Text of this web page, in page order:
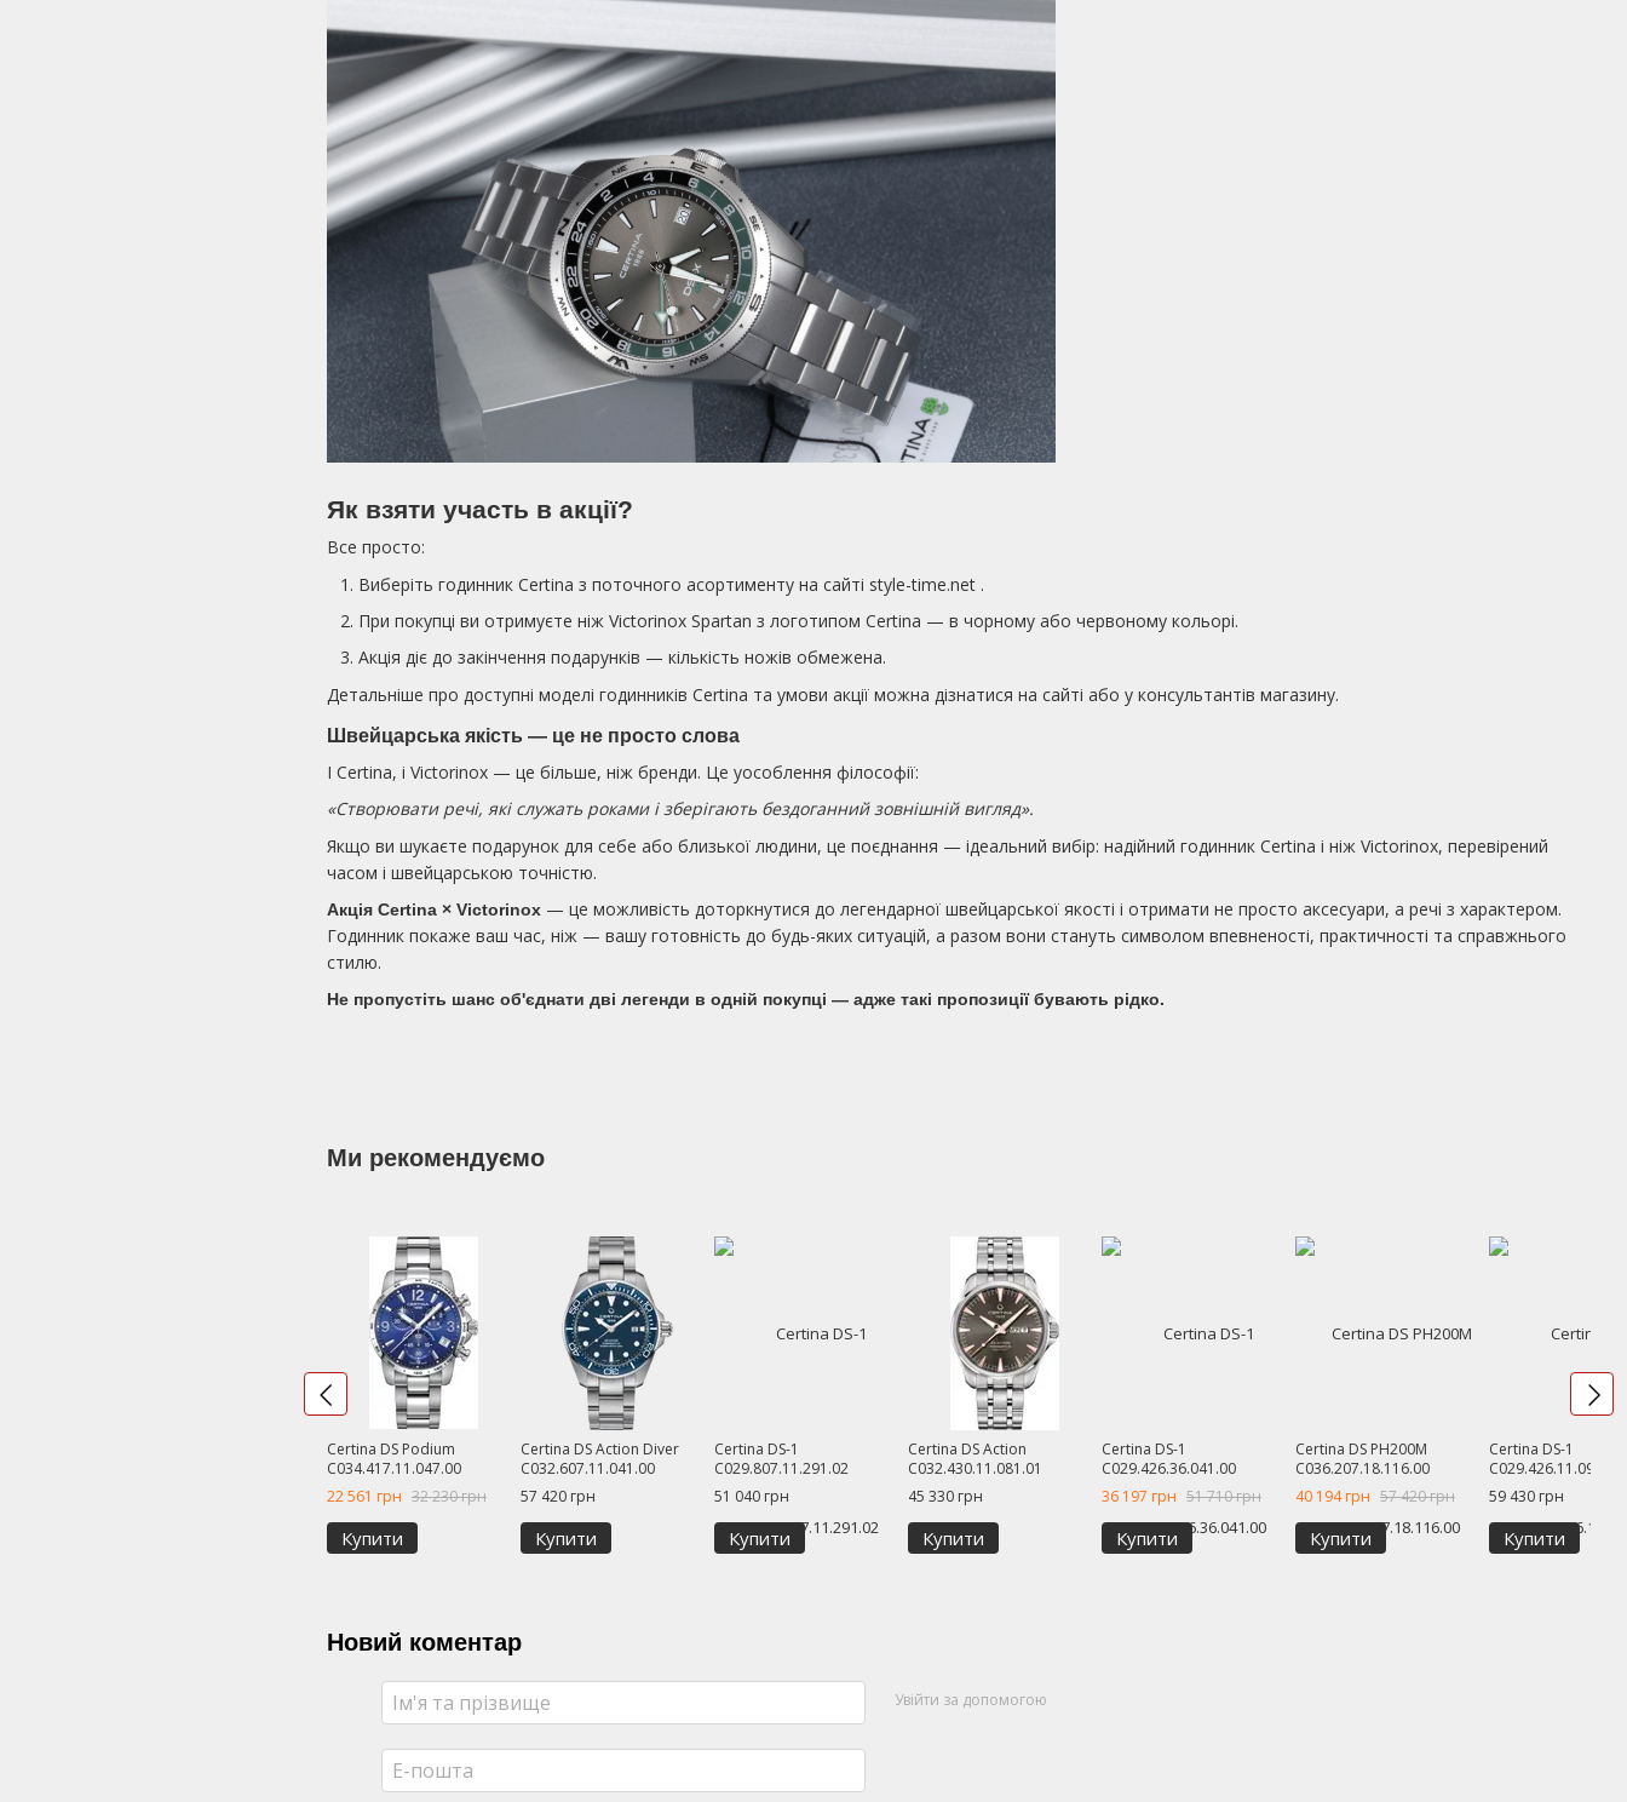
Як взяти участь в акції?
Все просто:
Виберіть годинник Certina з поточного асортименту на сайті style-time.net .
При покупці ви отримуєте ніж Victorinox Spartan з логотипом Certina — в чорному або червоному кольорі.
Акція діє до закінчення подарунків — кількість ножів обмежена.
Детальніше про доступні моделі годинників Certina та умови акції можна дізнатися на сайті або у консультантів магазину.
Швейцарська якість — це не просто слова
І Certina, і Victorinox — це більше, ніж бренди. Це уособлення філософії:
«Створювати речі, які служать роками і зберігають бездоганний зовнішній вигляд».
Якщо ви шукаєте подарунок для себе або близької людини, це поєднання — ідеальний вибір: надійний годинник Certina і ніж Victorinox, перевірений
часом і швейцарською точністю.
Акція Certina × Victorinox — це можливість доторкнутися до легендарної швейцарської якості і отримати не просто аксесуари, а речі з характером.
Годинник покаже ваш час, ніж — вашу готовність до будь-яких ситуацій, а разом вони стануть символом впевненості, практичності та справжнього
стилю.
Не пропустіть шанс об'єднати дві легенди в одній покупці — адже такі пропозиції бувають рідко.
Ми рекомендуємо
Certina DS Podium
C034.417.11.047.00
22 561 грн 32 230 грн
Купити
Certina DS Action Diver
C032.607.11.041.00
57 420 грн
Купити
Certina DS-1
C029.807.11.291.02
51 040 грн
Купити
Certina DS Action
C032.430.11.081.01
45 330 грн
Купити
Certina DS-1
C029.426.36.041.00
36 197 грн 51 710 грн
Купити
Certina DS PH200M
C036.207.18.116.00
40 194 грн 57 420 грн
Купити
Certina DS-1
C029.426.11.091.60
59 430 грн
Купити
Новий коментар
Увійти за допомогою